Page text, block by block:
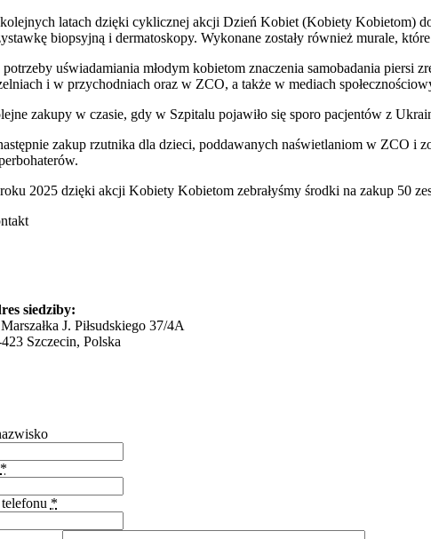
latach dzięki cyklicznej akcji Dzień Kobiet (Kobiety Kobietom)
biopsyjną i dermatoskopy. Wykonane zostały również murale,
potrzeby uświadamiania młodym kobietom znaczenia samobadania
i w przychodniach oraz w ZCO, a także w mediach
zakupy w czasie, gdy w Szpitalu pojawiło się sporo pacjentów z
zakup rzutnika dla dzieci, poddawanych naświetlaniom w ZCO i
2025 dzięki akcji Kobiety Kobietom zebrałyśmy środki na zakup 50
siedziby:
J. Piłsudskiego 37/4A
Szczecin, Polska
*
*